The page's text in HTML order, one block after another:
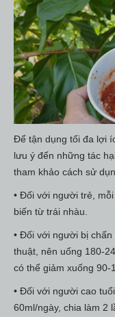
Để tận dụng tối đa lợi
lưu ý đến những tác
tham khảo cách sử
• Đối với người trẻ,
biến từ trái nhàu.
• Đối với người bị
thuật, nên uống 180-
có thể giảm xuống 90-
• Đối với người cao
60ml/ngày, chia làm 2